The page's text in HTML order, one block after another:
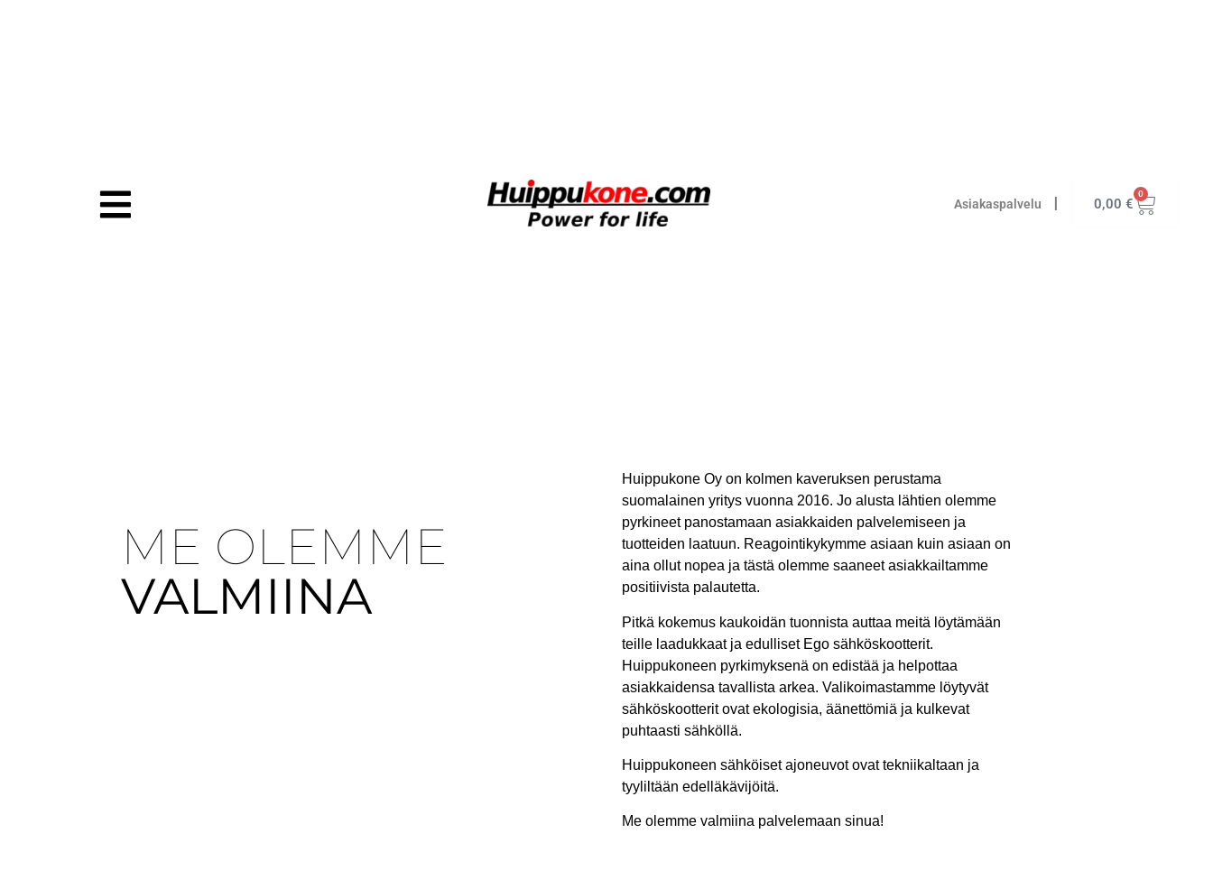
Asiakaspalvelu I 0,00 €
0
ME OLEMME
VALMIINA
Huippukone Oy on kolmen kaveruksen perustama
suomalainen yritys vuonna 2016. Jo alusta lähtien olemme
pyrkineet panostamaan asiakkaiden palvelemiseen ja
tuotteiden laatuun. Reagointikykymme asiaan kuin asiaan on
aina ollut nopea ja tästä olemme saaneet asiakkailtamme
positiivista palautetta.
Pitkä kokemus kaukoidän tuonnista auttaa meitä löytämään
teille laadukkaat ja edulliset Ego sähköskootterit.
Huippukoneen pyrkimyksenä on edistää ja helpottaa
asiakkaidensa tavallista arkea. Valikoimastamme löytyvät
sähköskootterit ovat ekologisia, äänettömiä ja kulkevat
puhtaasti sähköllä.
Huippukoneen sähköiset ajoneuvot ovat tekniikaltaan ja
tyyliltään edelläkävijöitä.
Me olemme valmiina palvelemaan sinua!